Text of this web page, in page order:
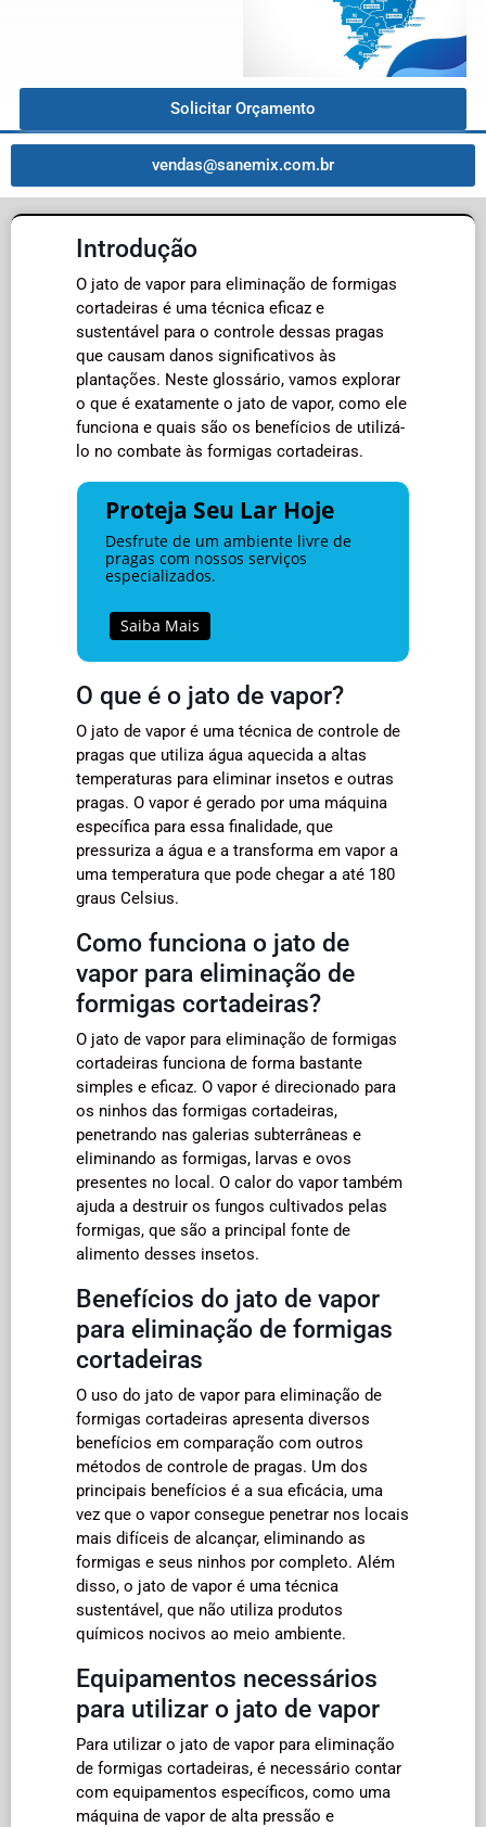
Solicitar Orçamento
vendas@sanemix.com.br
Introdução
O jato de vapor para eliminação de formigas
cortadeiras é uma técnica eficaz e
sustentável para o controle dessas pragas
que causam danos significativos às
plantações. Neste glossário, vamos explorar
o que é exatamente o jato de vapor, como ele
funciona e quais são os benefícios de utilizá-
lo no combate às formigas cortadeiras.
Proteja Seu Lar Hoje
Desfrute de um ambiente livre de
pragas com nossos serviços
especializados.
Saiba Mais
O que é o jato de vapor?
O jato de vapor é uma técnica de controle de
pragas que utiliza água aquecida a altas
temperaturas para eliminar insetos e outras
pragas. O vapor é gerado por uma máquina
específica para essa finalidade, que
pressuriza a água e a transforma em vapor a
uma temperatura que pode chegar a até 180
graus Celsius.
Como funciona o jato de
vapor para eliminação de
formigas cortadeiras?
O jato de vapor para eliminação de formigas
cortadeiras funciona de forma bastante
simples e eficaz. O vapor é direcionado para
os ninhos das formigas cortadeiras,
penetrando nas galerias subterrâneas e
eliminando as formigas, larvas e ovos
presentes no local. O calor do vapor também
ajuda a destruir os fungos cultivados pelas
formigas, que são a principal fonte de
alimento desses insetos.
Benefícios do jato de vapor
para eliminação de formigas
cortadeiras
O uso do jato de vapor para eliminação de
formigas cortadeiras apresenta diversos
benefícios em comparação com outros
métodos de controle de pragas. Um dos
principais benefícios é a sua eficácia, uma
vez que o vapor consegue penetrar nos locais
mais difíceis de alcançar, eliminando as
formigas e seus ninhos por completo. Além
disso, o jato de vapor é uma técnica
sustentável, que não utiliza produtos
químicos nocivos ao meio ambiente.
Equipamentos necessários
para utilizar o jato de vapor
Para utilizar o jato de vapor para eliminação
de formigas cortadeiras, é necessário contar
com equipamentos específicos, como uma
máquina de vapor de alta pressão e